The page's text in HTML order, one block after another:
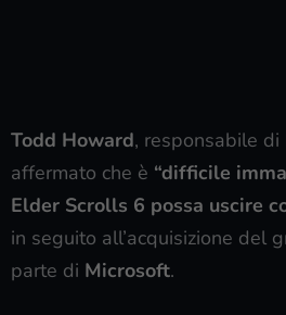
Todd Howard, responsabile di
affermato che è “difficile
Elder Scrolls 6 possa uscire
in seguito all’acquisizione del
parte di Microsoft.